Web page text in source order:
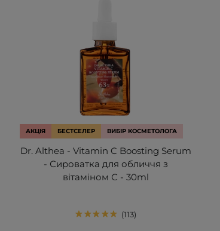
АКЦІЯ БЕСТСЕЛЕР ВИБІР КОСМЕТОЛОГА
Dr. Althea - Vitamin C Boosting Serum
- Сироватка для обличчя з
вітаміном С - 30ml
113